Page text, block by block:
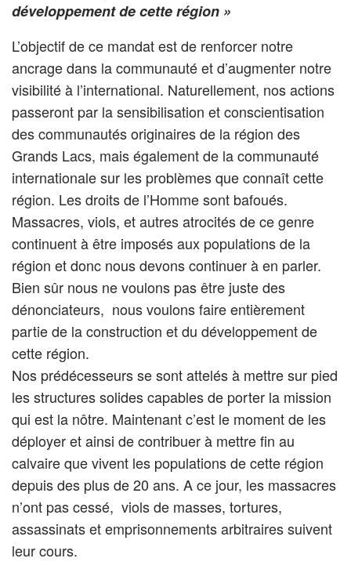
développement de cette région »
L’objectif de ce mandat est de renforcer notre
ancrage dans la communauté et d’augmenter notre
visibilité à l’international. Naturellement, nos actions
passeront par la sensibilisation et conscientisation
des communautés originaires de la région des
Grands Lacs, mais également de la communauté
internationale sur les problèmes que connaît cette
région. Les droits de l’Homme sont bafoués.
Massacres, viols, et autres atrocités de ce genre
continuent à être imposés aux populations de la
région et donc nous devons continuer à en parler.
Bien sûr nous ne voulons pas être juste des
dénonciateurs, nous voulons faire entièrement
partie de la construction et du développement de
cette région.
Nos prédécesseurs se sont attelés à mettre sur pied
les structures solides capables de porter la mission
qui est la nôtre. Maintenant c’est le moment de les
déployer et ainsi de contribuer à mettre fin au
calvaire que vivent les populations de cette région
depuis des plus de 20 ans. A ce jour, les massacres
n’ont pas cessé, viols de masses, tortures,
assassinats et emprisonnements arbitraires suivent
leur cours.